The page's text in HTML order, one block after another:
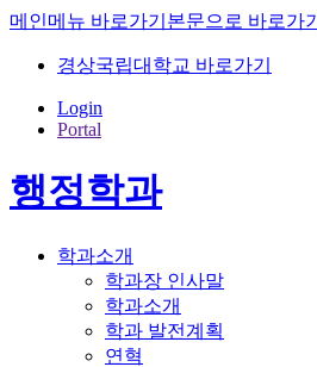
메인메뉴 바로가기 본문으로 바로가기
경상국립대학교 바로가기
Login
Portal
행정학과
학과소개
학과장 인사말
학과소개
학과 발전계획
연혁